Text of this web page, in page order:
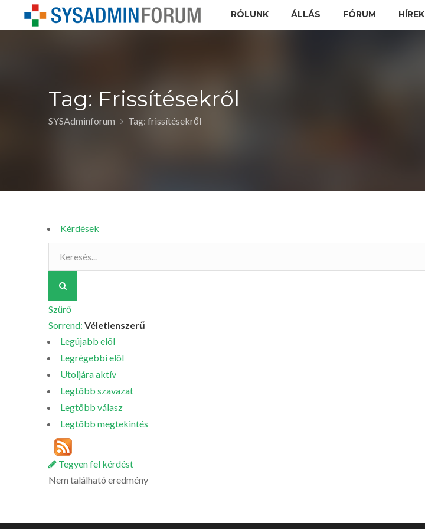
RÓLUNK ÁLLÁS FÓRUM HÍREK
Tag: Frissítésekről
SYSAdminforum Tag: frissítésekről
Kérdések
Szürő
Sorrend: Véletlenszerű
Legújabb elöl
Legrégebbi elöl
Utoljára aktív
Legtöbb szavazat
Legtöbb válasz
Legtöbb megtekintés
Tegyen fel kérdést
Nem található eredmény